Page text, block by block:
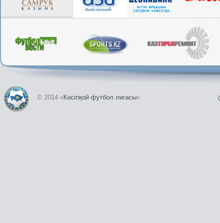
© 2014 «Кәсіпқой футбол лигасы»